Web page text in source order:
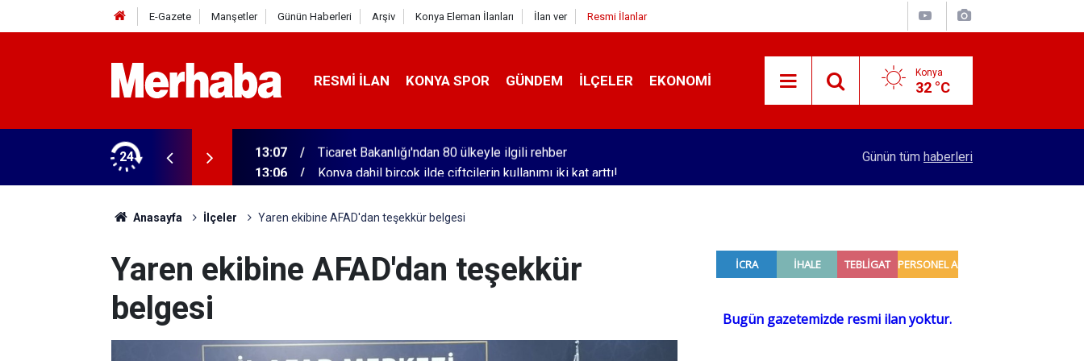
E-Gazete Manşetler Günün Haberleri Arşiv Konya Eleman İlanları İlan ver Resmi İlanlar
RESMI İLAN KONYA SPOR GÜNDEM İLÇELER EKONOMI Konya
32 °C
24 13:06 Konya dahil birçok ilde çiftçilerin kullanımı iki kat arttı! 12 bin yıllık Iza Buğdayı geleceğe taşınıyor
Günün tüm haberleri
Anasayfa İlçeler Yaren ekibine AFAD'dan teşekkür belgesi
Yaren ekibine AFAD'dan teşekkür
belgesi